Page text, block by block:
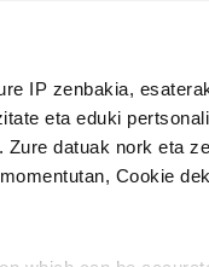
IP zenbakia,
eta eduki
datuak nork eta
Cookie